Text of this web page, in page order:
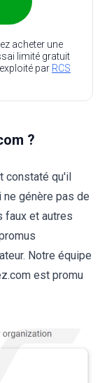
acheter une
limité gratuit
par RCS
?
constaté qu'il
ne génère pas de
faux et autres
Notre équipe
est promu